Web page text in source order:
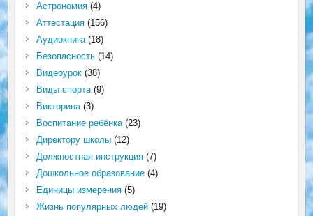
Астрономия(4)
Аттестация(156)
Аудиокнига(18)
Безопасность(14)
Видеоурок(38)
Виды спорта(9)
Викторина(3)
Воспитание ребёнка(23)
Директору школы(12)
Должностная инструкция(7)
Дошкольное образование(4)
Единицы измерения(5)
Жизнь популярных людей(19)